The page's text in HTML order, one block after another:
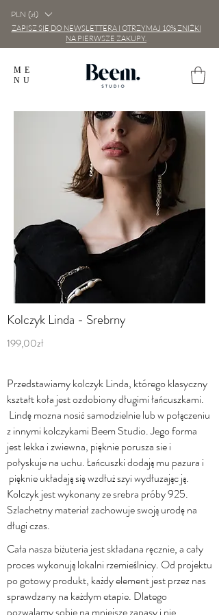
ME
NU
PLN (zł)
ZAPISZ SIĘ DO NEWSLETTERA I OTRZYMAJ 10% ZNIŻKI
NA PIERWSZE ZAKUPY.
Kolczyk Linda - Srebrny
199,00zł
Przedstawiamy kolczyk Linda, którego klasyczny
kształt koła jest ozdobiony długimi łańcuszkami.
Lindę mozna nosić samodzielnie lub w połączeniu
z innymi kolczykami Beem Studio. Jego forma
jest lekka i zwiewna, pięknie porusza sie i
połyskuje na uchu. Łańcuszki dodają mu pazura i
pięknie układają się wzdłuż szyi wydłuzając ją.
Kolczyk jest wykonany ze srebra próby 925.
Szlachetny materiał zachowuje swoją urodę na
długi czas.
Cała nasza biżuteria jest składana ręcznie, a cały
proces wykonują lokalni rzemieślnicy. Od projektu
po gotowy produkt, każdy element jest przez nas
sprawdzany na każdym etapie. Dlatego